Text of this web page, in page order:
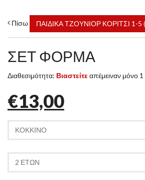
Πίσω ΠΑΙΔΙΚΑ ΤΖΟΥΝΙΟΡ ΚΟΡΙΤΣΙ 1-5
ΣΕΤ ΦΟΡΜΑ
Διαθεσιμότητα: Βιαστείτεαπέμειναν μόνο 1
€13,00